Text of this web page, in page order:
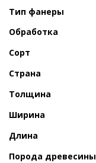
Тип фанеры
Обработка
Сорт
Страна
Толщина
Ширина
Длина
Порода древесины